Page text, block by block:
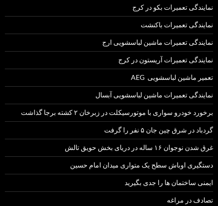
نمایندگی تعمیرات بکو در کرج
نمایندگی تعمیرات باکنشت
نمایندگی تعمیرات ماشین لباسشویی ارج
نمایندگی تعمیرات آریستون در کرج
تعمیر ماشین لباسشویی AEG
نمایندگی تعمیرات ماشین لباسشویی آبسال
برخورد خودرو سواری با موتورسیکلت در زبرخان ۲ کشته برجا گذاشت
گردباد در شرق چین جان ۵ نفر را گرفت
غرق شدن نوجوان ۱۶ ساله در دریای بخش حویق تالش
دستگیری اوباش سطح یک متواری میدان امام حسین
ایمنی ساختمان ها را جدی بگیرید
تصادف در مراغه